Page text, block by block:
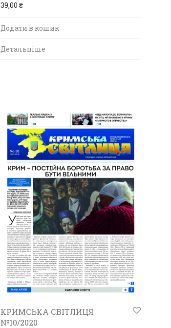
39,00 ₴
Додати в кошик
Детальніше
КРИМСЬКА СВІТЛИЦЯ
№10/2020